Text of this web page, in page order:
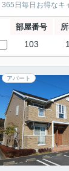
365日毎日お得な
部屋番号
103
アパート